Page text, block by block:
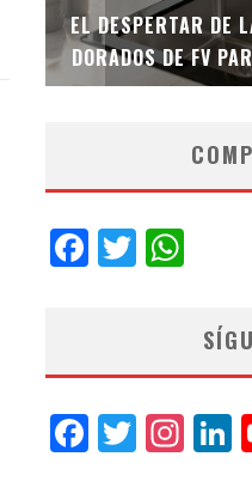
EL DESPERTAR DE
DORADOS DE FV
Facebook
Twitter